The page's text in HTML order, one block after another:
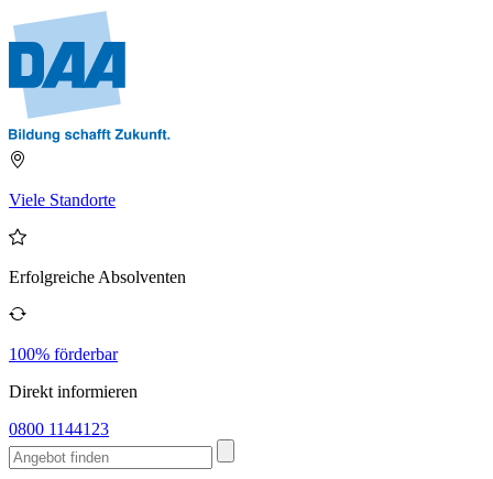
Viele Standorte
Erfolgreiche Absolventen
100% förderbar
Direkt informieren
0800 1144123